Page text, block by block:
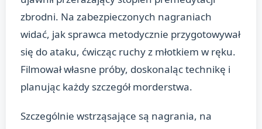
zbrodni. Na zabezpieczonych nagraniach
widać, jak sprawca metodycznie przygotowywał
się do ataku, ćwicząc ruchy z młotkiem w ręku.
Filmował własne próby, doskonaląc technikę i
planując każdy szczegół morderstwa.
Szczególnie wstrząsające są nagrania, na